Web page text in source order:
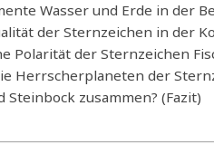
Wasser und Erde in der
der Sternzeichen in der
Polarität der Sternzeichen
Herrscherplaneten der
Steinbock zusammen? (Fazit)